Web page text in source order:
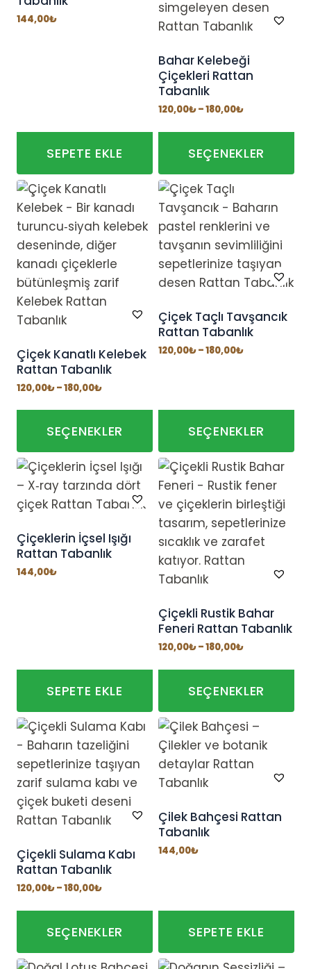
144,00₺
SEPETE EKLE
Bahar Kelebeği
Çiçekleri Rattan
Tabanlık
120,00₺–180,00₺Fiyat
120,00₺
180,00₺
SEÇENEKLER
Bu
ürünün
birden
fazla
varyasyonu
var.
ürün
sayfasından
seçilebilir
Çiçek Kanatlı Kelebek
Rattan Tabanlık
120,00₺–180,00₺Fiyat
120,00₺
180,00₺
SEÇENEKLER
Bu
ürünün
birden
fazla
varyasyonu
var.
Seçenekler
Çiçek Taçlı Tavşancık
Rattan Tabanlık
120,00₺–180,00₺Fiyat
SEÇENEKLER
Bu
ürünün
birden
fazla
varyasyonu
var.
Seçenekler
sayfasından
seçilebilir
Çiçeklerin İçsel Işığı
Rattan Tabanlık
144,00₺
SEPETE EKLE
Çiçekli Rustik Bahar
Feneri Rattan Tabanlık
120,00₺–180,00₺Fiyat
120,00₺
180,00₺
SEÇENEKLER
Bu
ürünün
birden
fazla
var.
Seçenekler
ürün
Çiçekli Sulama Kabı
Rattan Tabanlık
120,00₺–180,00₺Fiyat
120,00₺
180,00₺
SEÇENEKLER
Bu
Çilek Bahçesi Rattan
Tabanlık
144,00₺
SEPETE EKLE